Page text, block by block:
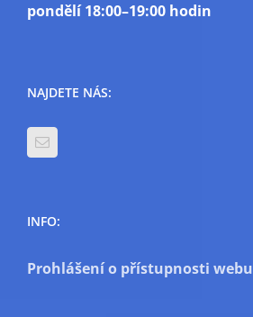
pondělí18:00–19:00 hodin
NAJDETE NÁS:
INFO:
Prohlášení o přístupnosti webu